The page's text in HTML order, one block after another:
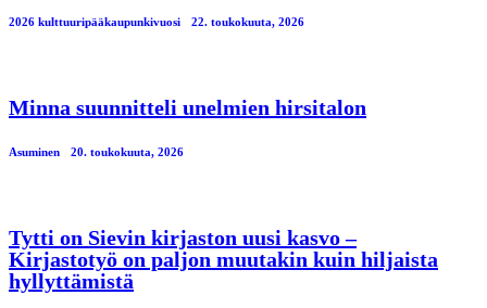
2026 kulttuuripääkaupunkivuosi 22. toukokuuta, 2026
Minna suunnitteli unelmien hirsitalon
Asuminen 20. toukokuuta, 2026
Tytti on Sievin kirjaston uusi kasvo –
Kirjastotyö on paljon muutakin kuin hiljaista
hyllyttämistä